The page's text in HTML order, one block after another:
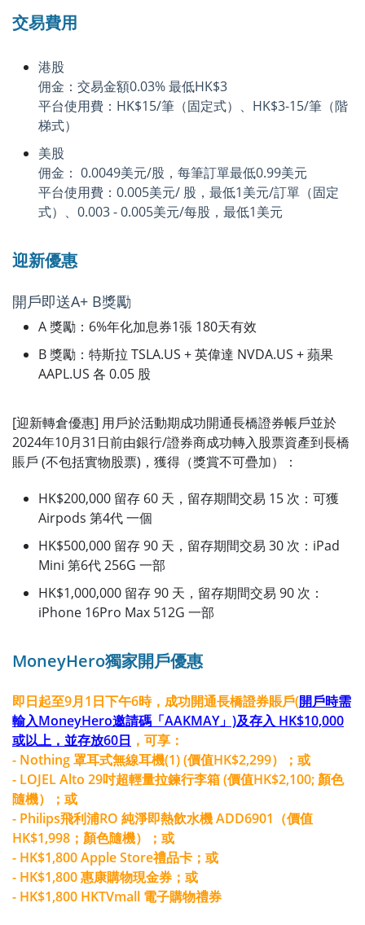
交易費用
港股
佣金：交易金額0.03% 最低HK$3
平台使用費：HK$15/筆（固定式）、HK$3-15/筆（階
梯式）
美股
佣金： 0.0049美元/股，每筆訂單最低0.99美元
平台使用費：0.005美元/ 股，最低1美元/訂單（固定
式）、0.003 - 0.005美元/每股，最低1美元
迎新優惠
開戶即送A+ B獎勵
A 獎勵：6%年化加息券1張 180天有效
B 獎勵：特斯拉 TSLA.US + 英偉達 NVDA.US + 蘋果
AAPL.US 各 0.05 股
[迎新轉倉優惠] 用戶於活動期成功開通長橋證券帳戶並於
2024年10月31日前由銀行/證券商成功轉入股票資產到長橋
賬戶 (不包括實物股票)，獲得（獎賞不可疊加）：
HK$200,000 留存 60 天，留存期間交易 15 次：可獲
Airpods 第4代 一個
HK$500,000 留存 90 天，留存期間交易 30 次：iPad
Mini 第6代 256G 一部
HK$1,000,000 留存 90 天，留存期間交易 90 次：
iPhone 16Pro Max 512G 一部
MoneyHero獨家開戶優惠
即日起至9月1日下午6時，成功開通長橋證券賬戶(開戶時需
輸入MoneyHero邀請碼「AAKMAY」)及存入 HK$10,000
或以上，並存放60日 ，可享：
- Nothing 罩耳式無線耳機(1) (價值HK$2,299）；或
- LOJEL Alto 29吋超輕量拉鍊行李箱 (價值HK$2,100; 顏色
隨機）；或
- Philips飛利浦RO 純淨即熱飲水機 ADD6901（價值
HK$1,998；顏色隨機）；或
- HK$1,800 Apple Store禮品卡；或
- HK$1,800 惠康購物現金券；或
- HK$1,800 HKTVmall 電子購物禮券